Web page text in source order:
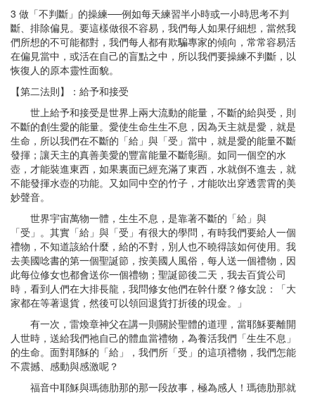
3 做「不判斷」的操練──例如每天練習半小時或一小時思考不判
斷、排除偏見。要這樣做很不容易，我們每人如果仔細想，當然我
們所想的不可能都對，我們每人都有欺騙專家的傾向，常常容易活
在偏見當中，或活在自己的盲點之中，所以我們要操練不判斷，以
恢復人的原本靈性面貌。
【第二法則】：給予和接受
世上給予和接受是世界上兩大流動的能量，不斷的給與受，則
不斷的創生愛的能量。愛使生命生生不息，因為天主就是愛，就是
生命，所以我們在不斷的「給」與「受」當中，就是愛的能量不斷
發揮；讓天主的真善美愛的豐富能量不斷彰顯。如同一個空的水
壺，才能裝進東西，如果裏面已經充滿了東西，水就倒不進去，就
不能發揮水壺的功能。又如同中空的竹子，才能吹出穿透雲霄的美
妙聲音。
世界宇宙萬物一體，生生不息，是靠著不斷的「給」與
「受」。其實「給」與「受」有很大的學問，有時我們要給人一個
禮物，不知道該給什麼，給的不對，別人也不曉得該如何使用。我
去美國唸書的第一個聖誕節，按美國人風俗，每人送一個禮物，因
此每位修女也都會送你一個禮物；聖誕節後二天，我去百貨公司
時，看到人們在大排長龍，我問修女他們在幹什麼？修女說：「大
家都在等著退貨，然後可以領回退貨打折後的現金。」
有一次，雷煥章神父在講一則關於聖體的道理，當耶穌要離開
人世時，送給我們祂自己的體血當禮物，為養活我們「生生不息」
的生命。面對耶穌的「給」，我們所「受」的這項禮物，我們怎能
不震撼、感動與感激呢？
福音中耶穌與瑪德肋那的那一段故事，極為感人！瑪德肋那就